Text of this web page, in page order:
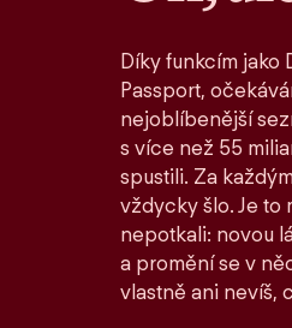
Díky funkcím jako
Passport,
nejoblíbenější
s více než 55
spustili. Za
vždycky šlo. Je to
nepotkali: novou
a promění se v
vlastně ani nevíš,